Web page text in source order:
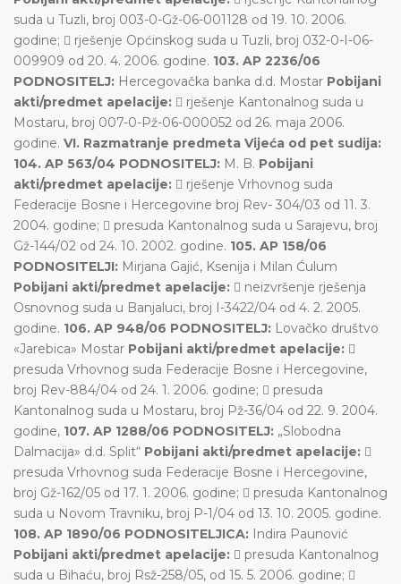
suda u Tuzli, broj 003-0-Gž-06-001128 od 19. 10. 2006.
godine;  rješenje Općinskog suda u Tuzli, broj 032-0-I-06-
009909 od 20. 4. 2006. godine. 103. AP 2236/06
PODNOSITELJ: Hercegovačka banka d.d. Mostar Pobijani
akti/predmet apelacije:  rješenje Kantonalnog suda u
Mostaru, broj 007-0-Pž-06-000052 od 26. maja 2006.
godine. VI. Razmatranje predmeta Vijeća od pet sudija:
104. AP 563/04 PODNOSITELJ: M. B. Pobijani
akti/predmet apelacije:  rješenje Vrhovnog suda
Federacije Bosne i Hercegovine broj Rev- 304/03 od 11. 3.
2004. godine;  presuda Kantonalnog suda u Sarajevu, broj
Gž-144/02 od 24. 10. 2002. godine. 105. AP 158/06
PODNOSITELJI: Mirjana Gajić, Ksenija i Milan Ćulum
Pobijani akti/predmet apelacije:  neizvršenje rješenja
Osnovnog suda u Banjaluci, broj I-3422/04 od 4. 2. 2005.
godine. 106. AP 948/06 PODNOSITELJ: Lovačko društvo
«Jarebica» Mostar Pobijani akti/predmet apelacije: 
presuda Vrhovnog suda Federacije Bosne i Hercegovine,
broj Rev-884/04 od 24. 1. 2006. godine;  presuda
Kantonalnog suda u Mostaru, broj Pž-36/04 od 22. 9. 2004.
godine, 107. AP 1288/06 PODNOSITELJ: „Slobodna
Dalmacija» d.d. Split“ Pobijani akti/predmet apelacije: 
presuda Vrhovnog suda Federacije Bosne i Hercegovine,
broj Gž-162/05 od 17. 1. 2006. godine;  presuda Kantonalnog
suda u Novom Travniku, broj P-1/04 od 13. 10. 2005. godine.
108. AP 1890/06 PODNOSITELJICA: Indira Paunović
Pobijani akti/predmet apelacije:  presuda Kantonalnog
suda u Bihaću, broj Rsž-258/05, od 15. 5. 2006. godine; 